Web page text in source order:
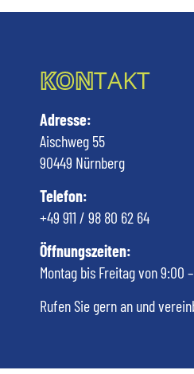
KONTAKT
Adresse:
Aischweg 55
90449 Nürnberg
Telefon:
+49 911 / 98 80 62 64
Öffnungszeiten:
Montag bis Freitag von 9:00
Rufen Sie gern an und